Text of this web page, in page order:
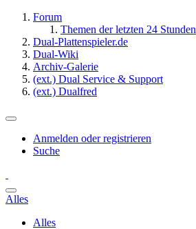
Forum
Themen der letzten 24 Stunden
Dual-Plattenspieler.de
Dual-Wiki
Archiv-Galerie
(ext.) Dual Service & Support
(ext.) Dualfred
Anmelden oder registrieren
Suche
Alles
Alles